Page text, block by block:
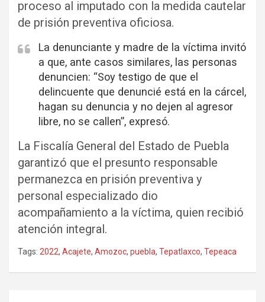
proceso al imputado con la medida cautelar
de prisión preventiva oficiosa.
La denunciante y madre de la víctima invitó
a que, ante casos similares, las personas
denuncien: “Soy testigo de que el
delincuente que denuncié está en la cárcel,
hagan su denuncia y no dejen al agresor
libre, no se callen”, expresó.
La Fiscalía General del Estado de Puebla
garantizó que el presunto responsable
permanezca en prisión preventiva y
personal especializado dio
acompañamiento a la víctima, quien recibió
atención integral.
Tags: 2022, Acajete, Amozoc, puebla, Tepatlaxco, Tepeaca